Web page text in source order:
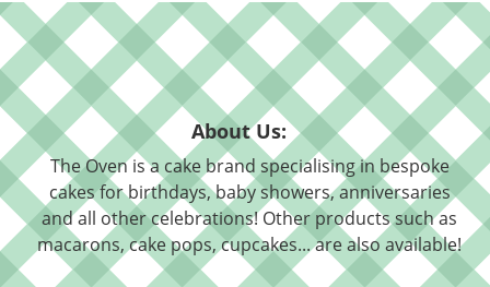
About Us:
The Oven is a cake brand specialising in bespoke
cakes for birthdays, baby showers, anniversaries
and all other celebrations! Other products such as
macarons, cake pops, cupcakes... are also available!